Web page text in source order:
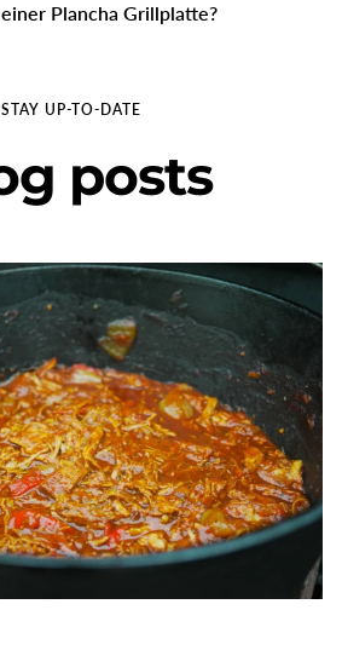
Plancha Grillplatte?
STAY UP-TO-DATE
posts